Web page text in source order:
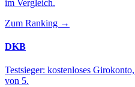
im Vergleich.
Zum Ranking →
DKB
Testsieger: kostenloses
von 5.